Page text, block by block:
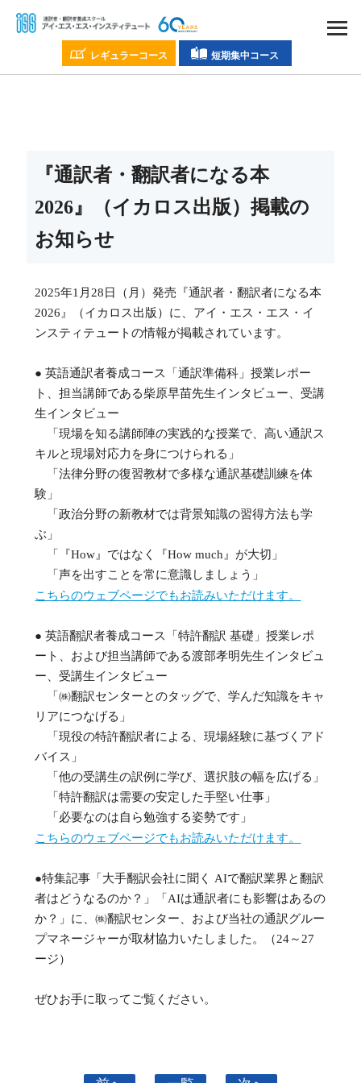
レギュラーコース 短期集中コース
『通訳者・翻訳者になる本
2026』（イカロス出版）掲載の
お知らせ
2025年1月28日（月）発売『通訳者・翻訳者になる本
2026』（イカロス出版）に、アイ・エス・エス・イ
ンスティテュートの情報が掲載されています。
● 英語通訳者養成コース「通訳準備科」授業レポー
ト、担当講師である柴原早苗先生インタビュー、受講
生インタビュー
「現場を知る講師陣の実践的な授業で、高い通訳ス
キルと現場対応力を身につけられる」
「法律分野の復習教材で多様な通訳基礎訓練を体
験」
「政治分野の新教材では背景知識の習得方法も学
ぶ」
「『How』ではなく『How much』が大切」
「声を出すことを常に意識しましょう」
こちらのウェブページでもお読みいただけます。
● 英語翻訳者養成コース「特許翻訳 基礎」授業レポ
ート、および担当講師である渡部孝明先生インタビュ
ー、受講生インタビュー
「㈱翻訳センターとのタッグで、学んだ知識をキャ
リアにつなげる」
「現役の特許翻訳者による、現場経験に基づくアド
バイス」
「他の受講生の訳例に学び、選択肢の幅を広げる」
「特許翻訳は需要の安定した手堅い仕事」
「必要なのは自ら勉強する姿勢です」
こちらのウェブページでもお読みいただけます。
●特集記事「大手翻訳会社に聞く AIで翻訳業界と翻訳
者はどうなるのか？」「AIは通訳者にも影響はあるの
か？」に、㈱翻訳センター、および当社の通訳グルー
プマネージャーが取材協力いたしました。（24～27
ージ）
ぜひお手に取ってご覧ください。